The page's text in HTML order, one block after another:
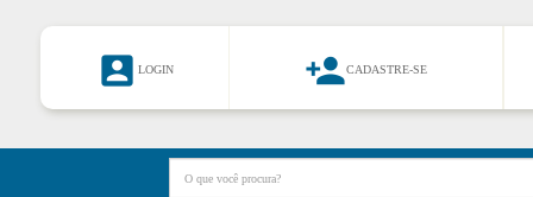
 LOGIN CADASTRE-SE